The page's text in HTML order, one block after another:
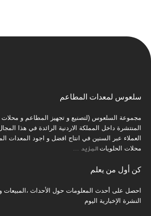
سلعوس لمعدات المطاعم
مجموعة السلعوس (لتصنيع و تجهيز المطاعم و محلات
المنتشرة داخل المملكة الاردنية الرائدة في هذا
العملاء عبر السنين في انتاج افضل و اجود المعدات
محلات الحلويات المزيد …
كن أول من يعلم
احصل على أحدث المعلومات حول الأحداث
النشرة الإخبارية اليوم